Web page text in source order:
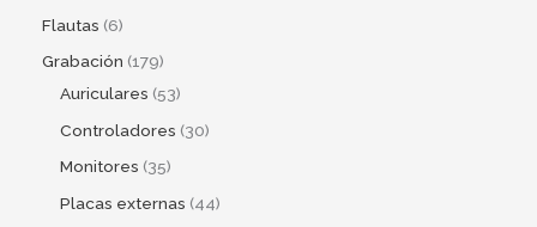
Flautas 6
Grabación 179
Auriculares 53
Controladores 30
Monitores 35
Placas externas 44